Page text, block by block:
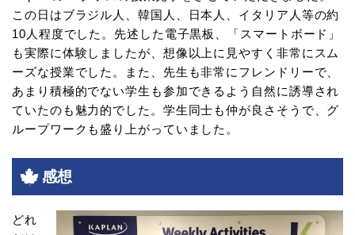
この日はブラジル人、韓国人、日本人、イタリア人等の約
10人程度でした。先述した電子黒板、「スマートボード」
も実際に体験しましたが、想像以上に見やすく非常にスム
ーズな授業でした。また、先生も非常にフレンドリーで、
あまり積極的でない学生も参加できるよう自然に誘導され
ていたのも魅力的でした。学生同士も仲が良さそうで、グ
ループワークも盛り上がっていました。
感想
どれ